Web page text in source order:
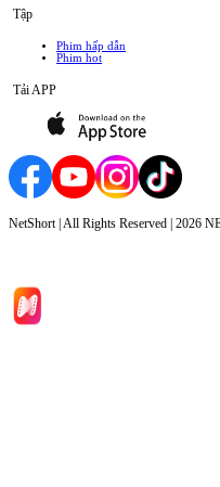
Tập
Phim hấp dẫn
Phim hot
Tải APP
NetShort | All Rights Reserved | 2026